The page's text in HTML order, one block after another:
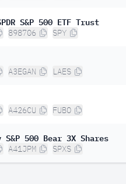
S&P 500 ETF Trust
898706 SPY
A3EGAN LAES
A426CU FUBO
500 Bear 3X Shares
A41JPM SPXS